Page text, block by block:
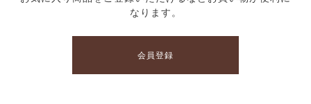
なります。
会員登録